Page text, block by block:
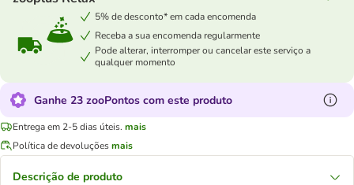
5% de desconto* em cada encomenda
Receba a sua encomenda regularmente
Pode alterar, interromper ou cancelar este serviço a
qualquer momento
Ganhe 23 zooPontos com este produto
Entrega em 2-5 dias úteis. mais
Política de devoluçõesmais
Descrição de produto